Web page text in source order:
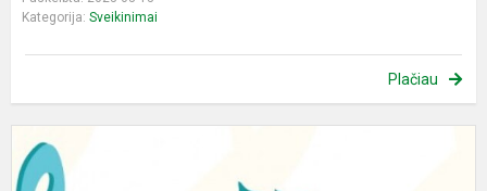
Kategorija: Sveikinimai
Plačiau